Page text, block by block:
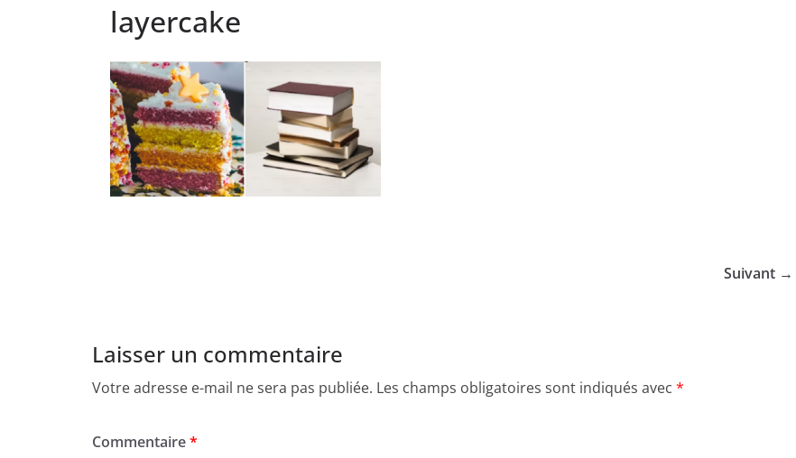
layercake
Suivant →
Laisser un commentaire
Votre adresse e-mail ne sera pas publiée. Les champs obligatoires sont indiqués avec *
Commentaire*